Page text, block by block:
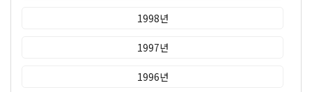
1998년
1997년
1996년